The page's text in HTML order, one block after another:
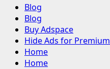
Primary
Menu
Blog
Blog
Buy Adspace
Hide Ads for
Home
Home